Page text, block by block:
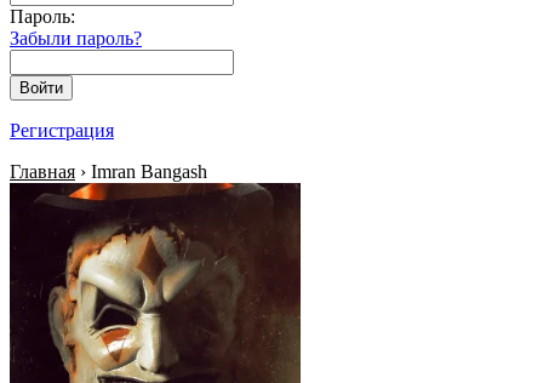
Пароль:
Забыли пароль?
Войти
Регистрация
Главная › Imran Bangash